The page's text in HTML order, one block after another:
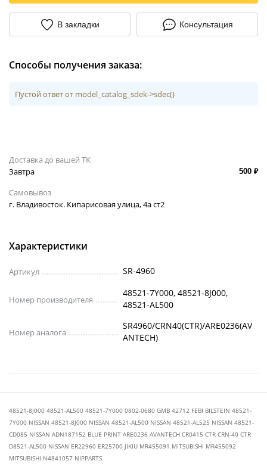
В закладки Консультация
Способы получения заказа:
Пустой ответ от model_catalog_sdek->sdec()
Доставка до вашей ТК
Завтра
500 ₽
Самовывоз
г. Владивосток. Кипарисовая улица, 4а ст2
Характеристики
Артикул SR-4960
Номер производителя
48521-7Y000, 48521-8J000,
48521-AL500
Номер аналога
SR4960/CRN40(CTR)/ARE0236(AV
ANTECH)
48521-8J000 48521-AL500 48521-7Y000 0802-0680 GMB 42712 FEBI BILSTEIN 48521-
7Y000 NISSAN 48521-8J000 NISSAN 48521-AL500 NISSAN 48521-AL525 NISSAN 48521-
CD085 NISSAN ADN187152 BLUE PRINT ARE0236 AVANTECH CR0415 CTR CRN-40 CTR
D8521-AL500 NISSAN ER22960 ER25700 JIKIU MR455091 MITSUBISHI MR455092
MITSUBISHI N4841057 NIPPARTS